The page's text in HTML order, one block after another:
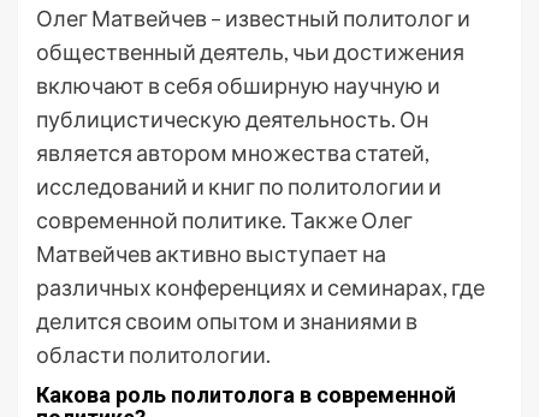
Олег Матвейчев – известный политолог и
общественный деятель, чьи достижения
включают в себя обширную научную и
публицистическую деятельность. Он
является автором множества статей,
исследований и книг по политологии и
современной политике. Также Олег
Матвейчев активно выступает на
различных конференциях и семинарах, где
делится своим опытом и знаниями в
области политологии.
Какова роль политолога в современной